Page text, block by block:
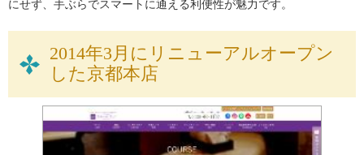
にせず、手ぶらでスマートに通える利便性が魅力です。
2014年3月にリニューアルオープン
した京都本店